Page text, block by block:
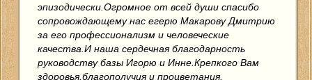
эпизодически.Огромное от всей души спасибо
сопровождающему нас егерю Макарову Дмитрию
за его профессионализм и человеческие
качества.И наша сердечная благодарность
руководству базы Игорю и Инне.Крепкого Вам
здоровья,благополучия и процветания.